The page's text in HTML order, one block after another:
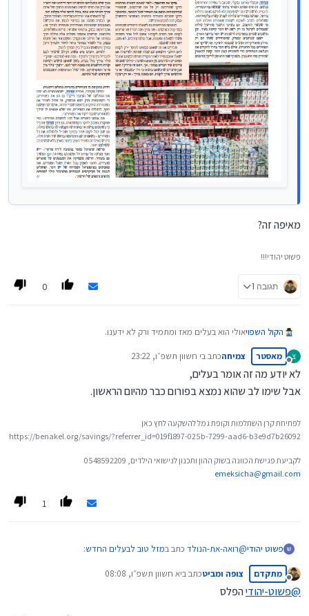
מאיפה זה?
פשוט יהודי!!!
תגובה 1 0
הקול השפויאולי הוא בעלים מאז ומתמיד ורק לא ידענו.
צ
מנותק
מאסטר צמיחהכתב בי חשוון תשפ״ו, 23:22
נערך לאחרונה על ידי
לא יודע מה זה אומר בעלים,
אבל שימו לב שהוא נמצא בפורום כבר מהיום הראשון.
לפתיחת קרן השתלמות וקופת גמל להשקעה לחץ כאן
https://benakel.org/savings/?referrer_id=019f1897-025b-7299-aad6-b3e9d7b26092
לקביעת פגישת הכוונה בשוק ההון ותכנון לנישואי הילדים, 0548592209
emeksicha@gmail.com
1
פשוט יהודי@רואה-את-הנולד כתב במזל טוב לבעלים החדש:
מנותק
מתקדם צופה ומביטכתב ביא חשוון תשפ״ו, 08:08
נערך לאחרונה על ידי
@פשוט-יהודיהפלס